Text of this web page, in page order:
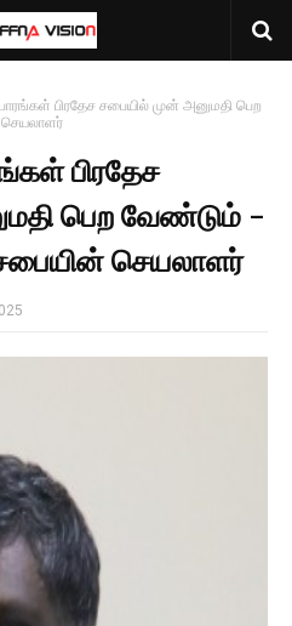
பிரதேச சபையில் முன் அனுமதி பெற
செயலாளர்
பிரதேச
பெற வேண்டும் -
சபையின் செயலாளர்